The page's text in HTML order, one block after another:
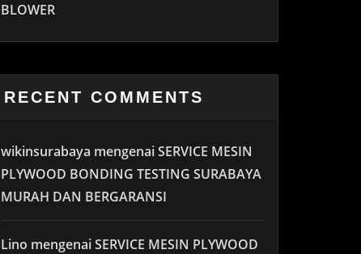
BLOWER
RECENT COMMENTS
wikinsurabaya mengenaiSERVICE MESIN
PLYWOOD BONDING TESTING SURABAYA
MURAH DAN BERGARANSI
Lino mengenaiSERVICE MESIN PLYWOOD